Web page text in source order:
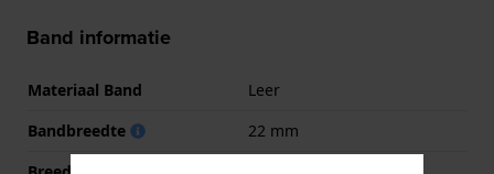
Band informatie
Materiaal Band
Leer
Bandbreedte
22 mm